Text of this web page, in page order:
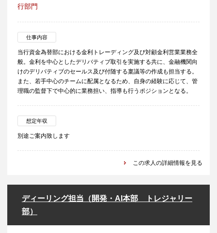
行部門
仕事内容
当行資金為替部における金利トレーディング及び対顧金利営業業務全
般。金利を中心としたデリバティブ取引を実施する共に、金融機関向
けのデリバティブのセールス及び付随する稟議等の作成も担当する。
また、若手中心のチームに配属となるため、自身の経験に応じて、管
理職の監督下で中心的に業務担い、指導も行うポジションとなる。
想定年収
別途ご案内致します
この求人の詳細情報を見る
ディーリング担当（開発・AI本部 トレジャリー
部）